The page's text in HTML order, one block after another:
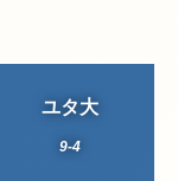
ユタ大
9-4